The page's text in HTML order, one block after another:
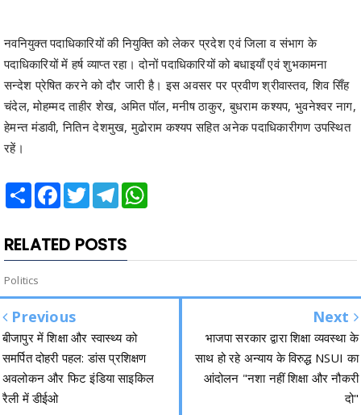
नवनियुक्त पदाधिकारियों की नियुक्ति को लेकर प्रदेश एवं जिला व संभाग के
पदाधिकारियों में हर्ष व्याप्त रहा। दोनों पदाधिकारियों को बधाइयाँ एवं शुभकामना
सन्देश प्रेषित करने को दौर जारी है। इस अवसर पर प्रवीण श्रीवास्तव, शिव सिँह
चंदेल, मोहम्मद ताहीर शेख, अमित पॉल, मनीष ठाकुर, बुधराम कश्यप, भुवनेश्वर नाग,
हेमन्त मंडावी, नितिन देशमुख, मुढोराम कश्यप सहित अनेक पदाधिकारीगण उपस्थित
रहें।
Share Facebook
TwitterTelegram
RELATED POSTS
Politics
Previous
बीजापुर में शिक्षा और स्वास्थ्य को
समर्पित दोहरी पहल: डांस प्रशिक्षण
अवलोकन और फिट इंडिया साइकिल
रैली में डीईओ
Next
भाजपा सरकार द्वारा शिक्षा व्यवस्था के
साथ हो रहे अन्याय के विरुद्ध NSUI का
आंदोलन "नशा नहीं शिक्षा और नौकरी
दो"